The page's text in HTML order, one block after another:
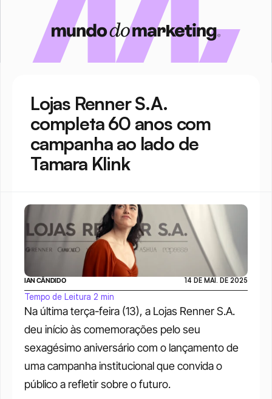
Lojas Renner S.A.
completa 60 anos com
campanha ao lado de
Tamara Klink
Na última terça-feira (13), a Lojas Renner S.A.
deu início às comemorações pelo seu
sexagésimo aniversário com o lançamento de
uma campanha institucional que convida o
público a refletir sobre o futuro.
IAN CÂNDIDO 14 DE MAI. DE 2025
Tempo de Leitura 2 min